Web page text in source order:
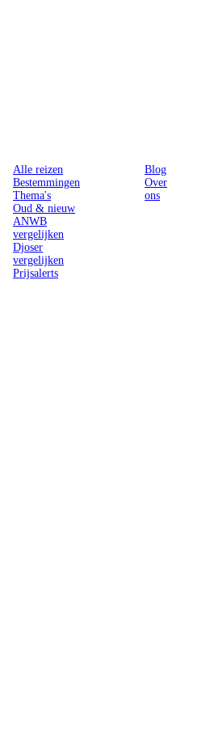
Alle reizen
Bestemmingen
Thema's
Oud & nieuw
ANWB
vergelijken
Djoser
vergelijken
Prijsalerts
Blog
Over
ons